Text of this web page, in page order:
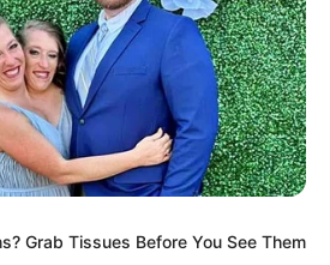
la sociedad —a través del
publicidad— ha promovido un
el que los senos grandes
Sin embargo,
están rompiendo con
y celebrando su cuerpo tal
tener senos
completamente normal y
tambiénpresenta una serie
Grab Tissues Before You See Them